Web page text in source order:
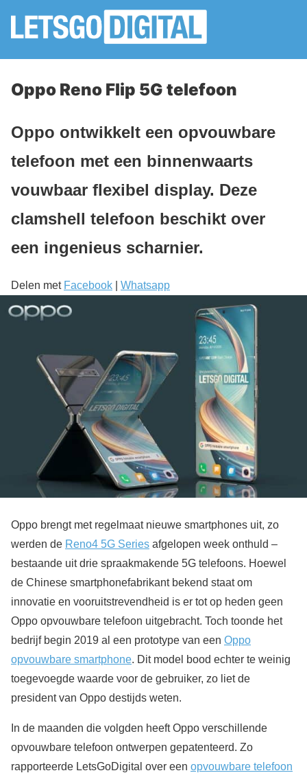
Oppo Reno Flip 5G telefoon
Oppo ontwikkelt een opvouwbare
telefoon met een binnenwaarts
vouwbaar flexibel display. Deze
clamshell telefoon beschikt over
een ingenieus scharnier.
Delen met Facebook Whatsapp
Oppo brengt met regelmaat nieuwe smartphones uit, zo
werden de Reno4 5G Series afgelopen week onthuld –
bestaande uit drie spraakmakende 5G telefoons. Hoewel
de Chinese smartphonefabrikant bekend staat om
innovatie en vooruitstrevendheid is er tot op heden geen
Oppo opvouwbare telefoon uitgebracht. Toch toonde het
bedrijf begin 2019 al een prototype van een Oppo
opvouwbare smartphone. Dit model bood echter te weinig
toegevoegde waarde voor de gebruiker, zo liet de
president van Oppo destijds weten.
In de maanden die volgden heeft Oppo verschillende
opvouwbare telefoon ontwerpen gepatenteerd. Zo
rapporteerde LetsGoDigital over een opvouwbare telefoon